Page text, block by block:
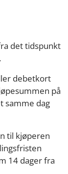
det tidspunkt
debetkort
på
samme dag
til kjøperen
14 dager fra